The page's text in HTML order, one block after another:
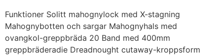
Funktioner Solitt mahognylock med X-stagning
Mahognybotten och sargar Mahognyhals med
ovangkol-greppbräda 20 Band med 400mm
greppbräderadie Dreadnought cutaway-kroppsform